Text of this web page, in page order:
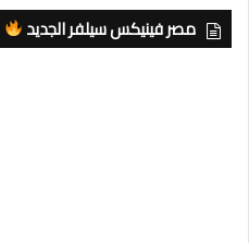
مصر فينيكس سيلفر الجديد